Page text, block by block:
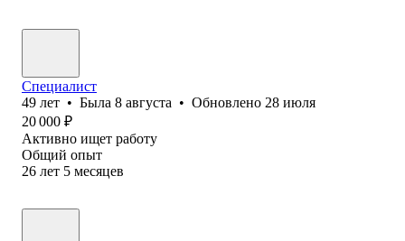
Специалист
49 лет • Была 8 августа • Обновлено 28 июля
20 000 ₽
Активно ищет работу
Общий опыт
26 лет 5 месяцев